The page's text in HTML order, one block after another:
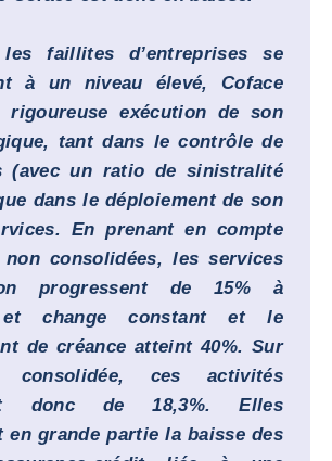
faillites d’entreprises se
à un niveau élevé, Coface
rigoureuse exécution de son
tant dans le contrôle de
(avec un ratio de sinistralité
dans le déploiement de son
En prenant en compte
consolidées, les services
progressent de 15% à
et change constant et le
de créance atteint 40%. Sur
consolidée, ces activités
donc de 18,3%. Elles
en grande partie la baisse des